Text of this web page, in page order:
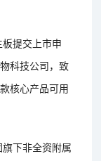
提交上市申
科技公司，致
核心产品可用
下非全资附属